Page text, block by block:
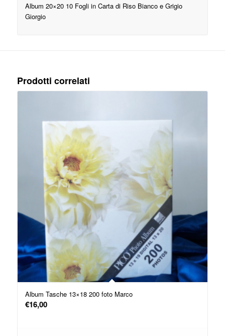
Album 20×20 10 Fogli in Carta di Riso Bianco e Grigio
Giorgio
Prodotti correlati
Album Tasche 13×18 200 foto Marco
€16,00